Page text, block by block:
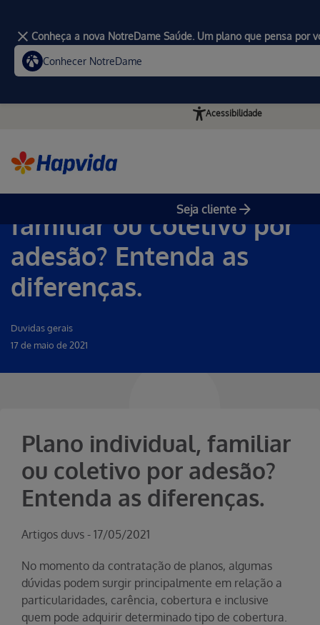
Acessibilidade
Seja cliente
Conheça a nova NotreDame Saúde. Um plano que pensa por
Conhecer NotreDame
Home
Plano individual,
familiar ou coletivo por
adesão? Entenda as
diferenças.
Duvidas gerais
17 de maio de 2021
Plano individual, familiar
ou coletivo por adesão?
Entenda as diferenças.
Artigos duvs - 17/05/2021
No momento da contratação de planos, algumas
dúvidas podem surgir principalmente em relação a
particularidades, carência, cobertura e inclusive
quem pode adquirir determinado tipo de cobertura.